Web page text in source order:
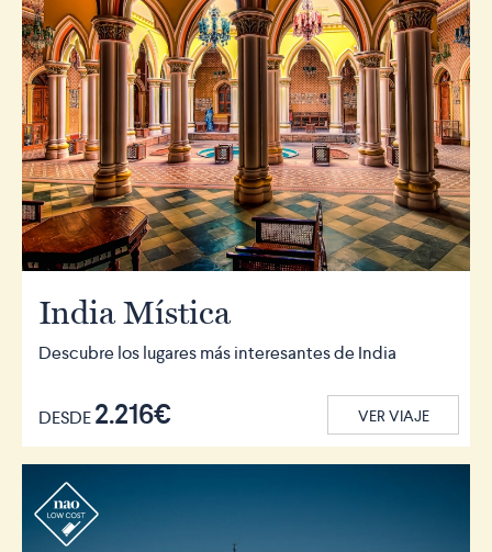
India Mística
Descubre los lugares más interesantes de India
DESDE2.216€ VER VIAJE
r